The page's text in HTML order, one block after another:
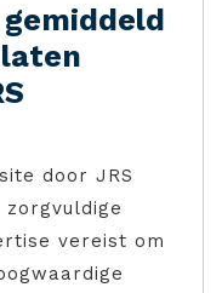
door JRS
vereist om